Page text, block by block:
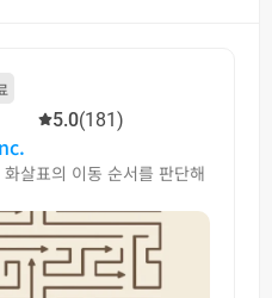
5.0(181)
살표의 이동 순서를 판단해